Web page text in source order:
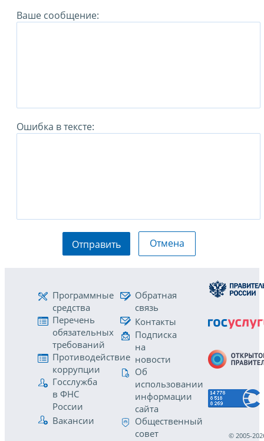
Ваше сообщение:
Ошибка в тексте:
Отправить Отмена
Программные
средства
Перечень
обязательных
требований
Противодействие
коррупции
Госслужба
в ФНС
России
Вакансии
Обратная
связь
Контакты
Подписка
на
новости
Об
использовании
информации
сайта
Общественный
совет
© 2005-